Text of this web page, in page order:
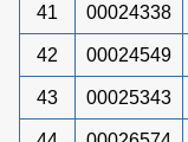
41 00024338
42 00024549
43 00025343